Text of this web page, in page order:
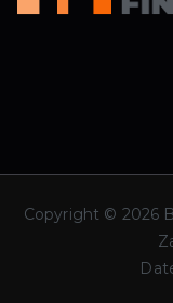
Copyright © 2026